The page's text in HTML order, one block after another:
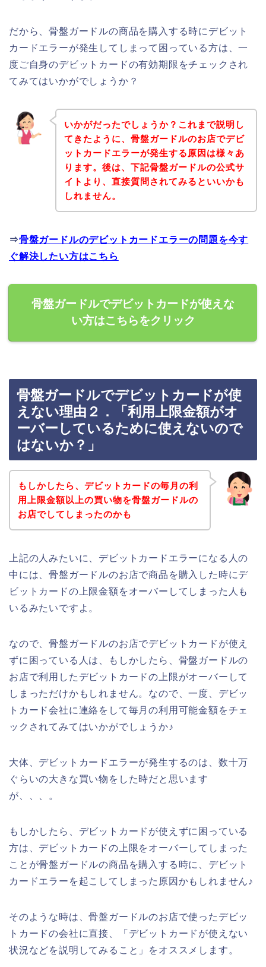
だから、骨盤ガードルの商品を購入する時にデビット
カードエラーが発生してしまって困っている方は、一
度ご自身のデビットカードの有効期限をチェックされ
てみてはいかがでしょうか？
いかがだったでしょうか？これまで説明し
てきたように、骨盤ガードルのお店でデビ
ットカードエラーが発生する原因は様々あ
ります。後は、下記骨盤ガードルの公式サ
イトより、直接質問されてみるといいかも
しれません。
⇒骨盤ガードルのデビットカードエラーの問題を今す
ぐ解決したい方はこちら
骨盤ガードルでデビットカードが使えな
い方はこちらをクリック
骨盤ガードルでデビットカードが使
えない理由２．「利用上限金額がオ
ーバーしているために使えないので
はないか？」
もしかしたら、デビットカードの毎月の利
用上限金額以上の買い物を骨盤ガードルの
お店でしてしまったのかも
上記の人みたいに、デビットカードエラーになる人の
中には、骨盤ガードルのお店で商品を購入した時にデ
ビットカードの上限金額をオーバーしてしまった人も
いるみたいですよ。
なので、骨盤ガードルのお店でデビットカードが使え
ずに困っている人は、もしかしたら、骨盤ガードルの
お店で利用したデビットカードの上限がオーバーして
しまっただけかもしれません。なので、一度、デビッ
トカード会社に連絡をして毎月の利用可能金額をチェ
ックされてみてはいかがでしょうか♪
大体、デビットカードエラーが発生するのは、数十万
ぐらいの大きな買い物をした時だと思います
が、、、。
もしかしたら、デビットカードが使えずに困っている
方は、デビットカードの上限をオーバーしてしまった
ことが骨盤ガードルの商品を購入する時に、デビット
カードエラーを起こしてしまった原因かもしれません♪
そのような時は、骨盤ガードルのお店で使ったデビッ
トカードの会社に直接、「デビットカードが使えない
状況などを説明してみること」をオススメします。